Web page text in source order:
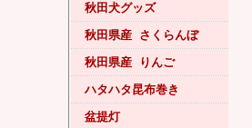
秋田犬グッズ
秋田県産 さくらんぼ
秋田県産 りんご
ハタハタ昆布巻き
盆提灯